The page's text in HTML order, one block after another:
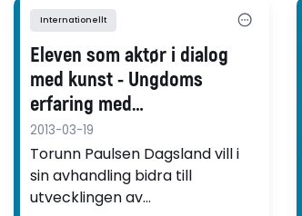
Internationellt
Eleven som aktør i dialog
med kunst - Ungdoms
erfaring med
kunstundervisningens
innhold og metode i faget
kunst og håndverk i norsk
grunnskole
2013-03-19
Torunn Paulsen Dagsland vill i
sin avhandling bidra till
utvecklingen av